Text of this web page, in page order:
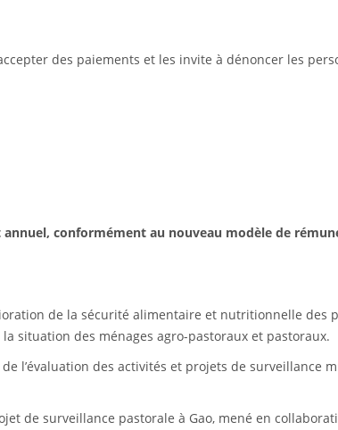
des paiements et les invite à dénoncer les
conformément au nouveau modèle de
de la sécurité alimentaire et nutritionnelle des
situation des ménages agro-pastoraux et pastoraux.
l’évaluation des activités et projets de surveillance
de surveillance pastorale à Gao, mené en